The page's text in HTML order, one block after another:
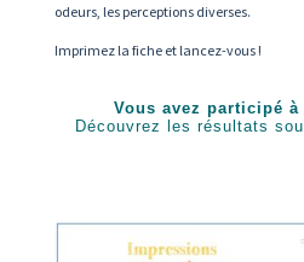
odeurs, les perceptions diverses.
Imprimez la fiche et lancez-vous !
Vous avez participé
Découvrez les résultats